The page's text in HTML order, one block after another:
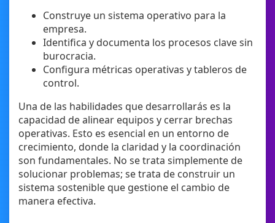
Construye un sistema operativo para la
empresa.
Identifica y documenta los procesos clave sin
burocracia.
Configura métricas operativas y tableros de
control.
Una de las habilidades que desarrollarás es la
capacidad de alinear equipos y cerrar brechas
operativas. Esto es esencial en un entorno de
crecimiento, donde la claridad y la coordinación
son fundamentales. No se trata simplemente de
solucionar problemas; se trata de construir un
sistema sostenible que gestione el cambio de
manera efectiva.